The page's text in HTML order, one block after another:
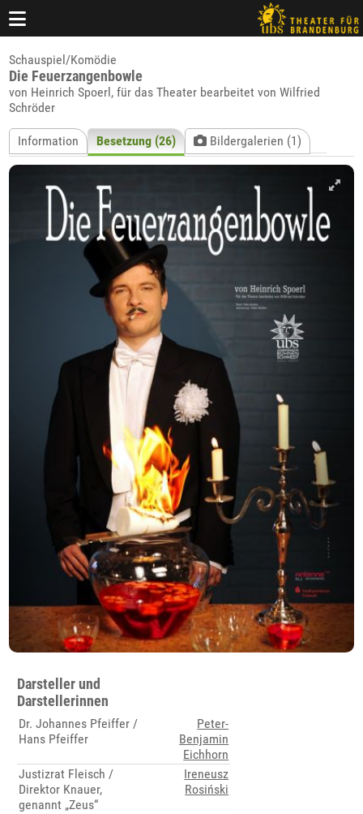
Schauspiel/Komödie
Die Feuerzangenbowle
von Heinrich Spoerl, für das Theater bearbeitet von Wilfried
Schröder
Information Besetzung (26) Bildergalerien (1)
Darsteller und
Darstellerinnen
Dr. Johannes Pfeiffer /
Hans Pfeiffer
Peter-
Benjamin
Eichhorn
Justizrat Fleisch /
Direktor Knauer,
genannt „Zeus“
Ireneusz
Rosiński